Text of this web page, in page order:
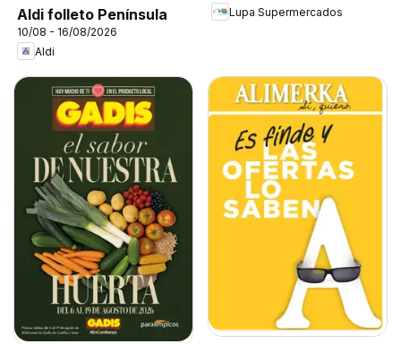
Aldi folleto Península
10/08 - 16/08/2026
Aldi
Lupa Supermercados